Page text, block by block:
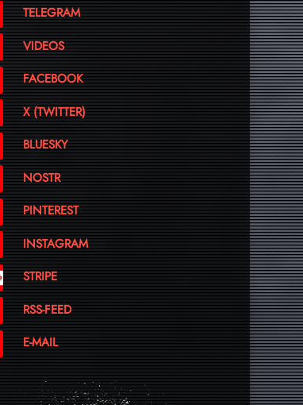
TELEGRAM
VIDEOS
FACEBOOK
X (TWITTER)
BLUESKY
NOSTR
PINTEREST
INSTAGRAM
STRIPE
RSS-FEED
E-MAIL